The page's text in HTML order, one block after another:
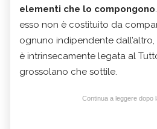
elementi che lo compongono
esso non è costituito da
ognuno indipendente
è intrinsecamente legata al
grossolano che sottile.
Continua a leggere dopo